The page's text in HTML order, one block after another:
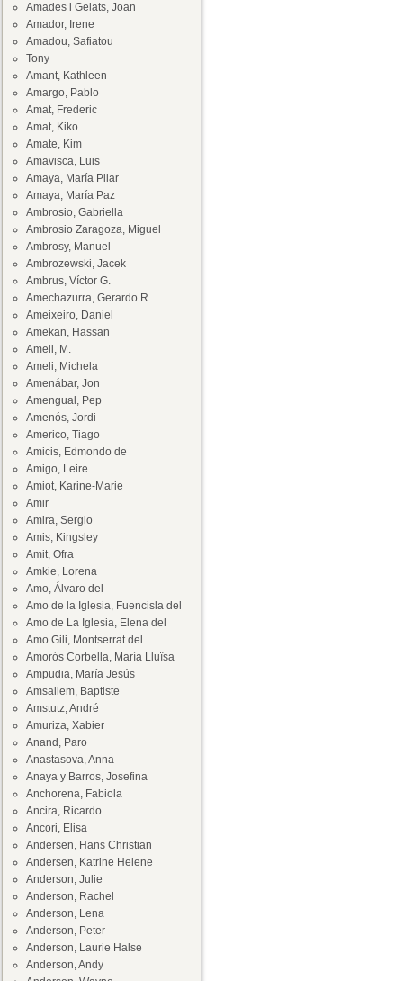
Amades i Gelats, Joan
Amador, Irene
Amadou, Safiatou
Tony
Amant, Kathleen
Amargo, Pablo
Amat, Frederic
Amat, Kiko
Amate, Kim
Amavisca, Luis
Amaya, María Pilar
Amaya, María Paz
Ambrosio, Gabriella
Ambrosio Zaragoza, Miguel
Ambrosy, Manuel
Ambrozewski, Jacek
Ambrus, Víctor G.
Amechazurra, Gerardo R.
Ameixeiro, Daniel
Amekan, Hassan
Ameli, M.
Ameli, Michela
Amenábar, Jon
Amengual, Pep
Amenós, Jordi
Americo, Tiago
Amicis, Edmondo de
Amigo, Leire
Amiot, Karine-Marie
Amir
Amira, Sergio
Amis, Kingsley
Amit, Ofra
Amkie, Lorena
Amo, Álvaro del
Amo de la Iglesia, Fuencisla del
Amo de La Iglesia, Elena del
Amo Gili, Montserrat del
Amorós Corbella, María Lluïsa
Ampudia, María Jesús
Amsallem, Baptiste
Amstutz, André
Amuriza, Xabier
Anand, Paro
Anastasova, Anna
Anaya y Barros, Josefina
Anchorena, Fabiola
Ancira, Ricardo
Ancori, Elisa
Andersen, Hans Christian
Andersen, Katrine Helene
Anderson, Julie
Anderson, Rachel
Anderson, Lena
Anderson, Peter
Anderson, Laurie Halse
Anderson, Andy